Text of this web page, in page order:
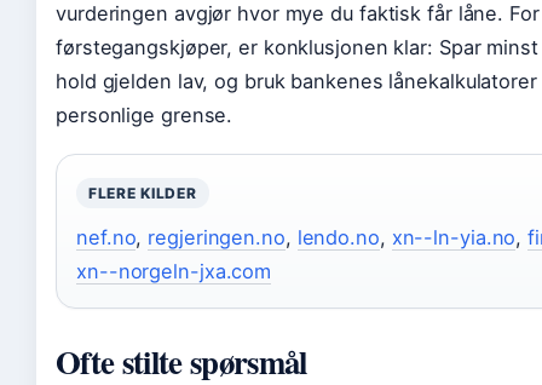
vurderingen avgjør hvor mye du faktisk får låne.
førstegangskjøper, er konklusjonen klar: Spar
hold gjelden lav, og bruk bankenes
personlige grense.
FLERE KILDER
nef.no, regjeringen.no, lendo.no, xn--ln-yia.no,
xn--norgeln-jxa.com
Ofte stilte spørsmål